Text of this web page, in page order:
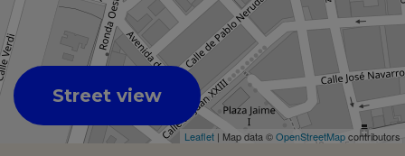
Leaflet | Map data ©OpenStreetMapcontributors
Street view